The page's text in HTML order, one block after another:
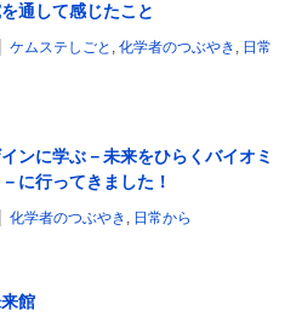
通して感じたこと
ケムステしごと , 化学者のつぶやき , 日常
ンに学ぶ－未来をひらくバイオミ
に行ってきました！
化学者のつぶやき , 日常から
館